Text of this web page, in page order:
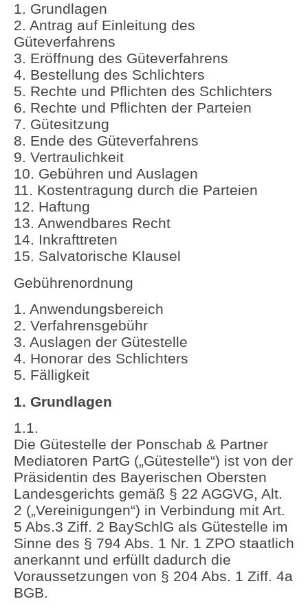
1. Grundlagen
2. Antrag auf Einleitung des
Güteverfahrens
3. Eröffnung des Güteverfahrens
4. Bestellung des Schlichters
5. Rechte und Pflichten des Schlichters
6. Rechte und Pflichten der Parteien
7. Gütesitzung
8. Ende des Güteverfahrens
9. Vertraulichkeit
10. Gebühren und Auslagen
11. Kostentragung durch die Parteien
12. Haftung
13. Anwendbares Recht
14. Inkrafttreten
15. Salvatorische Klausel
Gebührenordnung
1. Anwendungsbereich
2. Verfahrensgebühr
3. Auslagen der Gütestelle
4. Honorar des Schlichters
5. Fälligkeit
1. Grundlagen
1.1.
Die Gütestelle der Ponschab & Partner
Mediatoren PartG („Gütestelle“) ist von der
Präsidentin des Bayerischen Obersten
Landesgerichts gemäß § 22 AGGVG, Alt.
2 („Vereinigungen“) in Verbindung mit Art.
5 Abs.3 Ziff. 2 BaySchlG als Gütestelle im
Sinne des § 794 Abs. 1 Nr. 1 ZPO staatlich
anerkannt und erfüllt dadurch die
Voraussetzungen von § 204 Abs. 1 Ziff. 4a
BGB.